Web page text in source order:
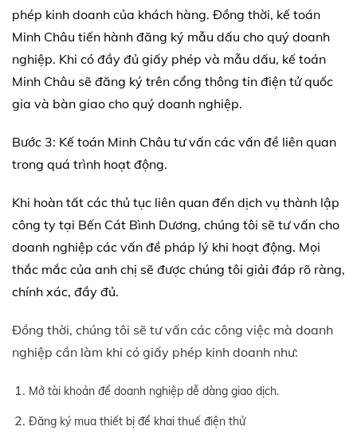
phép kinh doanh của khách hàng. Đồng thời, kế toán
Minh Châu tiến hành đăng ký mẫu dấu cho quý doanh
nghiệp. Khi có đầy đủ giấy phép và mẫu dấu, kế toán
Minh Châu sẽ đăng ký trên cổng thông tin điện tử quốc
gia và bàn giao cho quý doanh nghiệp.
Bước 3: Kế toán Minh Châu tư vấn các vấn đề liên quan
trong quá trình hoạt động.
Khi hoàn tất các thủ tục liên quan đến dịch vụ thành lập
công ty tại Bến Cát Bình Dương, chúng tôi sẽ tư vấn cho
doanh nghiệp các vấn đề pháp lý khi hoạt động. Mọi
thắc mắc của anh chị sẽ được chúng tôi giải đáp rõ ràng,
chính xác, đầy đủ.
Đồng thời, chúng tôi sẽ tư vấn các công việc mà doanh
nghiệp cần làm khi có giấy phép kinh doanh như:
Mở tài khoản để doanh nghiệp dễ dàng giao dịch.
Đăng ký mua thiết bị để khai thuế điện thử